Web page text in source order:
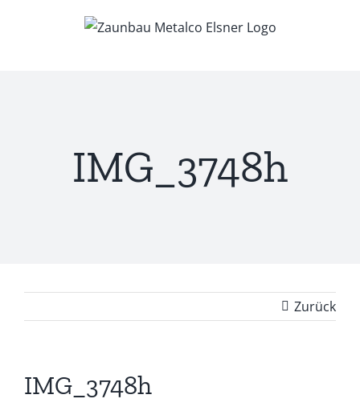
IMG_3748h
Zurück
IMG_3748h